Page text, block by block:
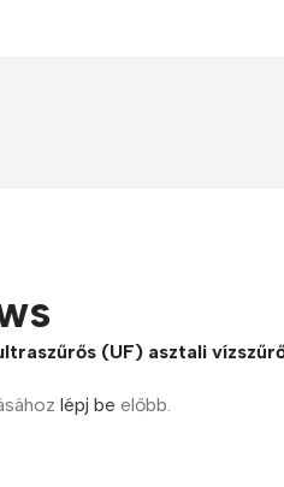
(UF) asztali
lépj be előbb.